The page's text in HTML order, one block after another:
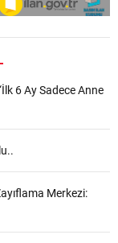
6 Ay Sadece Anne
Merkezi: